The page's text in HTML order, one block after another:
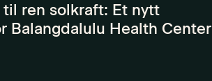
til ren solkraft: Et nytt
Balangdalulu Health Center